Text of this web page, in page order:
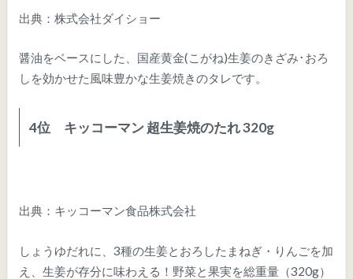
出典：株式会社ダイショー
醤油をベースにした、国産黄金(こがね)生姜のきざみ･おろ
しを効かせた風味豊かな生姜焼きのタレです。
4位 キッコーマン 超生姜焼のたれ 320g
出典：キッコーマン食品株式会社
しょうゆだれに、3種の生姜とおろしたまねぎ・りんごを加
え、生姜が存分に味わえる！野菜と果実を総重量（320g）